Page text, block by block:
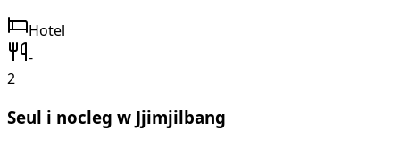
Hotel
-
2
Seul i nocleg w Jjimjilbang